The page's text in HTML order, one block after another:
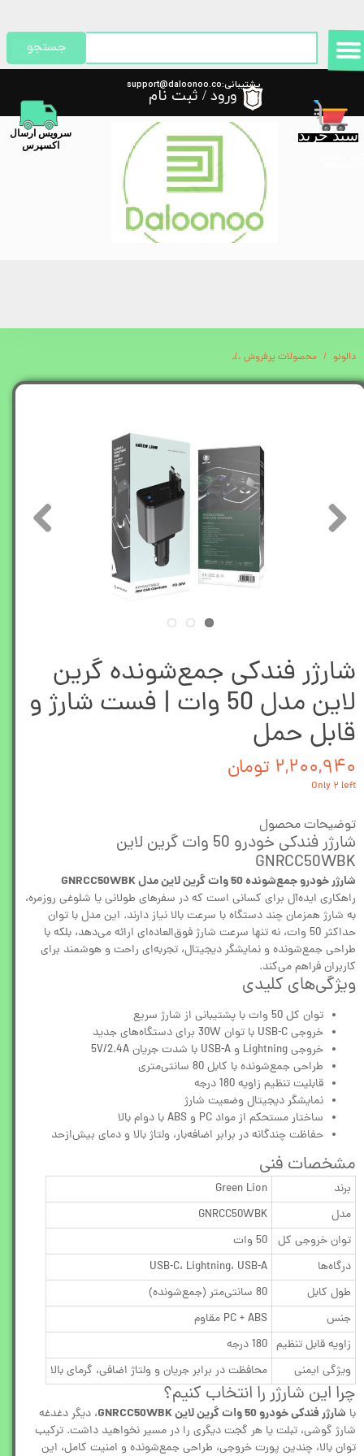
پشتیبانی:support@daloonoo.co
m
سبد خرید
​سرویس ارسال
اکسپرس
جستجو
ورود / ثبت نام
حساب کاربری من
تغییر گذر واژه
سفارشات
خروج از حساب کاربری
دالونو محصولات پرفروش
شارژر فندکی جمع‌شونده گرین
لاین مدل 50 وات | فست شارژ و
قابل حمل
۲,۲۰۰,۹۴۰ تومان
Only ۲ left
توضیحات محصول
شارژر فندکی خودرو 50 وات گرین لاین
GNRCC50WBK
شارژر خودرو جمع‌شونده 50 وات گرین لاین مدل GNRCC50WBK
راهکاری ایده‌آل برای کسانی است که در سفرهای طولانی یا شلوغی روزمره،
به شارژ همزمان چند دستگاه با سرعت بالا نیاز دارند. این مدل با توان
حداکثر 50 وات، نه تنها سرعت شارژ فوق‌العاده‌ای ارائه می‌دهد، بلکه با
طراحی جمع‌شونده و نمایشگر دیجیتال، تجربه‌ای راحت و هوشمند برای
کاربران فراهم می‌کند.
ویژگی‌های کلیدی
توان کل 50 وات با پشتیبانی از شارژ سریع
خروجی USB-C با توان 30W برای دستگاه‌های جدید
خروجی Lightning و USB-A با شدت جریان 5V/2.4A
طراحی جمع‌شونده با کابل 80 سانتی‌متری
قابلیت تنظیم زاویه 180 درجه
نمایشگر دیجیتال وضعیت شارژ
ساختار مستحکم از مواد PC و ABS با دوام بالا
حفاظت چندگانه در برابر اضافه‌بار، ولتاژ بالا و دمای بیش‌ازحد
مشخصات فنی
برند
Green Lion
مدل
GNRCC50WBK
توان خروجی کل
50 وات
درگاه‌ها
USB-C، Lightning، USB-A
طول کابل
80 سانتی‌متر (جمع‌شونده)
جنس
PC + ABS مقاوم
زاویه قابل تنظیم 180 درجه
ویژگی ایمنی
محافظت در برابر جریان و ولتاژ اضافی، گرمای بالا
چرا این شارژر را انتخاب کنیم؟
با شارژر فندکی خودرو 50 وات گرین لاین GNRCC50WBK
، دیگر دغدغه
شارژ گوشی، تبلت یا هر گجت دیگری را در مسیر نخواهید داشت. ترکیب
توان بالا، چندین پورت خروجی، طراحی جمع‌شونده و امنیت کامل، این